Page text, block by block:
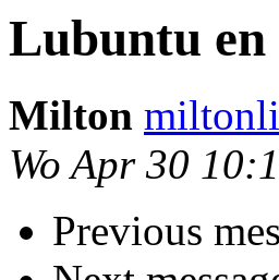
Lubuntu en
Milton
Wo Apr 30
Previous